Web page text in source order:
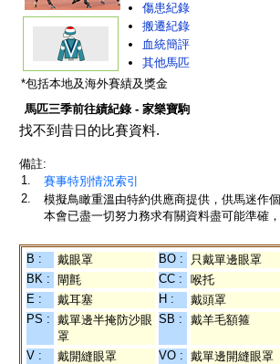
傷患紀錄
搬遷紀錄
血統簡評
其他馬匹
*包括本地及海外賽績及獎金
馬匹三季前往績紀錄 - 家樂寶駒
找不到昔日的比賽資料.
備註:
1.
賽事特別情況索引
2.
模擬鳥瞰重溫由特約供應商提供，供馬迷作
本會已盡一切努力務求有關資料盡可能準確
B : 戴眼罩 BO : 只戴單邊眼罩
BK :
閘氈 CC : 喉托
E :
戴耳塞 H : 戴頭罩
PS : 戴單邊半掩防沙眼
罩
SB : 戴羊毛額箍
V : 戴開縫眼罩 VO : 戴單邊開縫眼罩